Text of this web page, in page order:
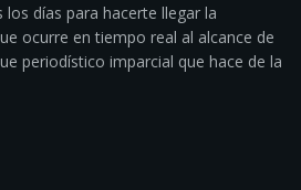
días para hacerte llegar la
ocurre en tiempo real al alcance de
periodístico imparcial que hace de la